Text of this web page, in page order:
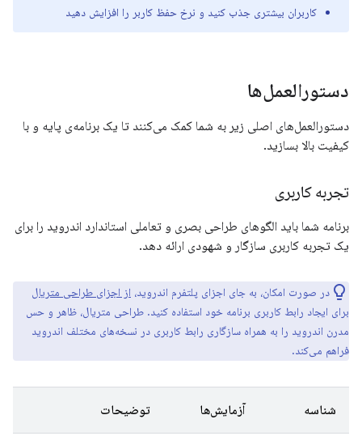
کاربران بیشتری جذب کنید و نرخ حفظ کاربر را افزایش دهید
دستورالعمل‌ها
دستورالعمل‌های اصلی زیر به شما کمک می‌کنند تا یک برنامه‌ی پایه و با
کیفیت بالا بسازید.
تجربه کاربری
برنامه شما باید الگوهای طراحی بصری و تعاملی استاندارد اندروید را برای
یک تجربه کاربری سازگار و شهودی ارائه دهد.
در صورت امکان، به جای اجزای پلتفرم اندروید، از اجزای طراحی متریال
برای ایجاد رابط کاربری برنامه خود استفاده کنید. طراحی متریال، ظاهر و حس
مدرن اندروید را به همراه سازگاری رابط کاربری در نسخه‌های مختلف اندروید
فراهم می‌کند.
شناسه آزمایش‌ها توضیحات